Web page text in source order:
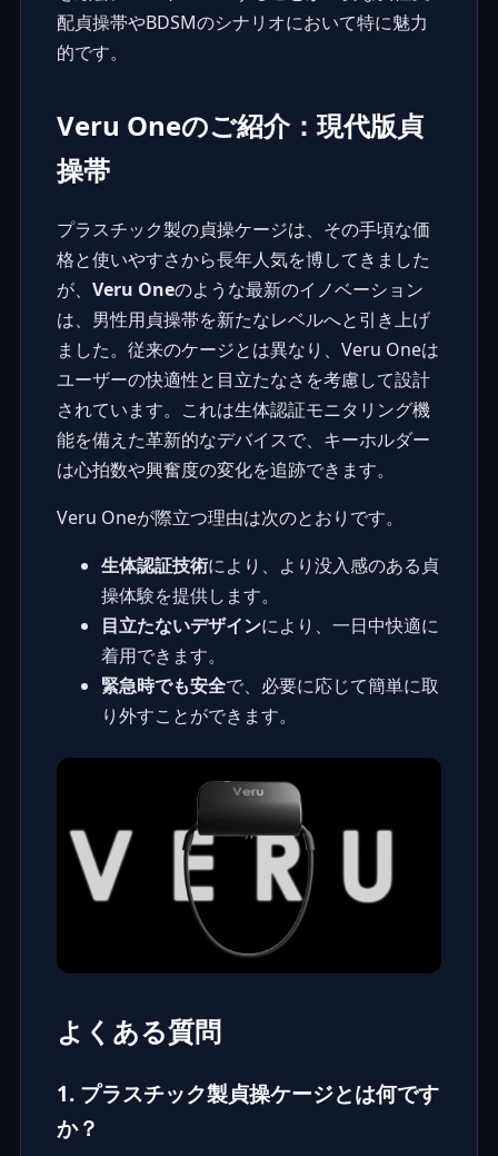
配貞操帯やBDSMのシナリオにおいて特に魅力
的です。
Veru Oneのご紹介：現代版貞
操帯
プラスチック製の貞操ケージは、その手頃な価
格と使いやすさから長年人気を博してきました
が、 Veru Oneのような最新のイノベーション
は、男性用貞操帯を新たなレベルへと引き上げ
ました。従来のケージとは異なり、Veru Oneは
ユーザーの快適性と目立たなさを考慮して設計
されています。これは生体認証モニタリング機
能を備えた革新的なデバイスで、キーホルダー
は心拍数や興奮度の変化を追跡できます。
Veru Oneが際立つ理由は次のとおりです。
生体認証技術により、より没入感のある貞
操体験を提供します。
目立たないデザインにより、一日中快適に
着用できます。
緊急時でも安全で、必要に応じて簡単に取
り外すことができます。
よくある質問
1. プラスチック製貞操ケージとは何です
か？